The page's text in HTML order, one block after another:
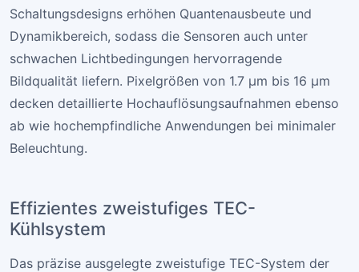
Schaltungsdesigns erhöhen Quantenausbeute und
Dynamikbereich, sodass die Sensoren auch unter
schwachen Lichtbedingungen hervorragende
Bildqualität liefern. Pixelgrößen von 1.7 µm bis 16 µm
decken detaillierte Hochauflösungsaufnahmen ebenso
ab wie hochempfindliche Anwendungen bei minimaler
Beleuchtung.
Effizientes zweistufiges TEC-
Kühlsystem
Das präzise ausgelegte zweistufige TEC-System der